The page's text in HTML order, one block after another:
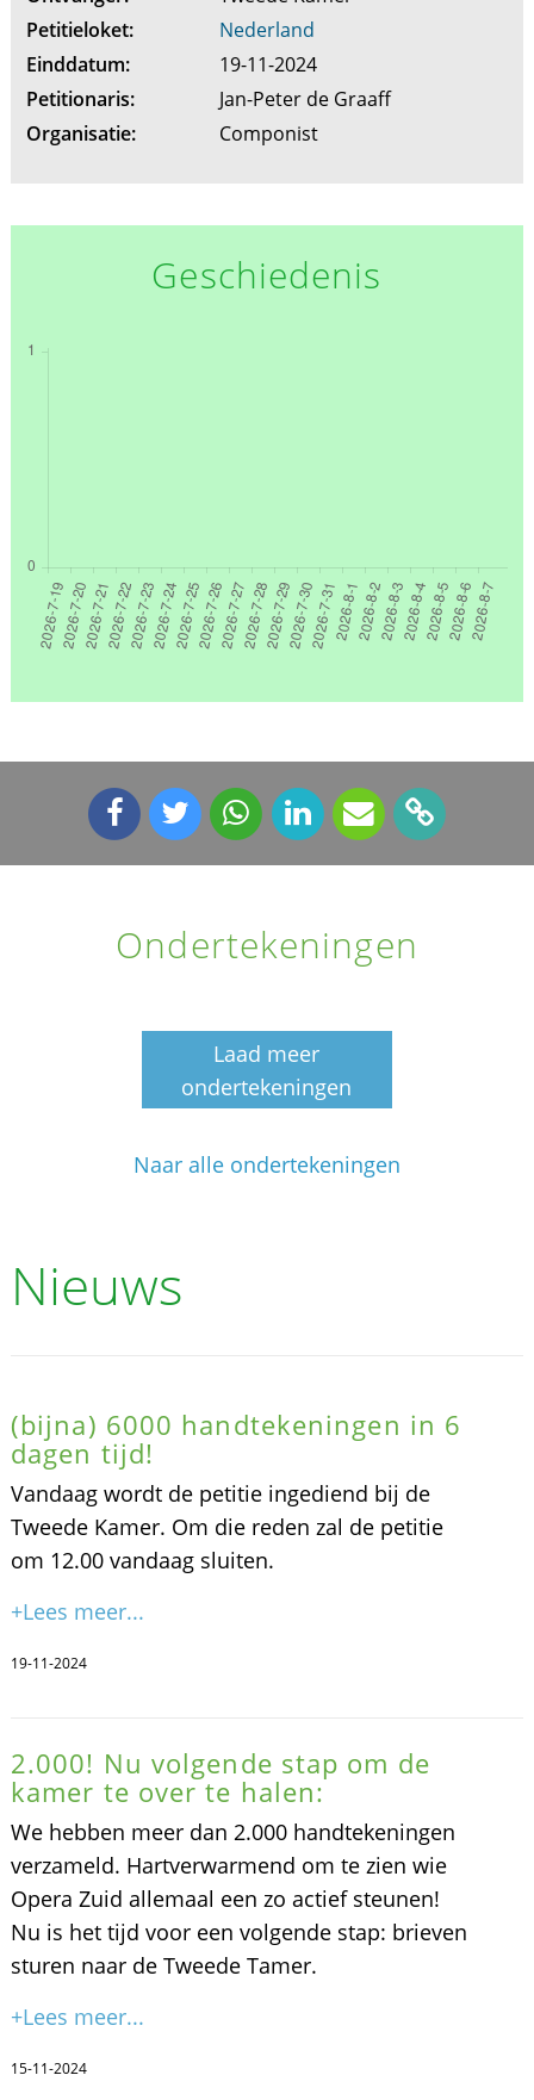
Petitieloket:
Nederland
Einddatum:
19-11-2024
Petitionaris:
Jan-Peter de Graaff
Organisatie:
Componist
Geschiedenis
Ondertekeningen
Laad meer
ondertekeningen
Naar alle ondertekeningen
Nieuws
(bijna) 6000 handtekeningen in 6
dagen tijd!
Vandaag wordt de petitie ingediend bij de
Tweede Kamer. Om die reden zal de petitie
om 12.00 vandaag sluiten.
+Lees meer...
19-11-2024
2.000! Nu volgende stap om de
kamer te over te halen:
We hebben meer dan 2.000 handtekeningen
verzameld. Hartverwarmend om te zien wie
Opera Zuid allemaal een zo actief steunen!
Nu is het tijd voor een volgende stap: brieven
sturen naar de Tweede Tamer.
+Lees meer...
15-11-2024